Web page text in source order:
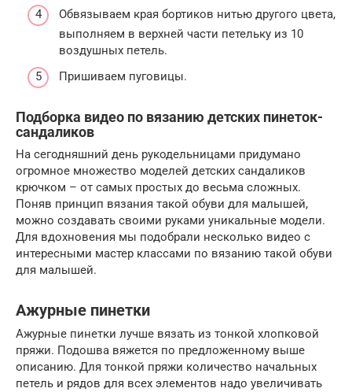
Обвязываем края бортиков нитью другого цвета,
выполняем в верхней части петельку из 10
воздушных петель.
Пришиваем пуговицы.
Подборка видео по вязанию детских пинеток-
сандаликов
На сегодняшний день рукодельницами придумано
огромное множество моделей детских сандаликов
крючком – от самых простых до весьма сложных.
Поняв принцип вязания такой обуви для малышей,
можно создавать своими руками уникальные модели.
Для вдохновения мы подобрали несколько видео с
интересными мастер классами по вязанию такой обуви
для малышей.
Ажурные пинетки
Ажурные пинетки лучше вязать из тонкой хлопковой
пряжи. Подошва вяжется по предложенному выше
описанию. Для тонкой пряжи количество начальных
петель и рядов для всех элементов надо увеличивать